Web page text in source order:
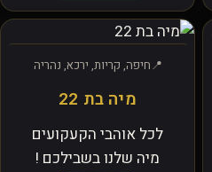
חיפה, קריות, ירכא, נהריה
מיה בת 22
לכל אוהבי הקעקועים
מיה שלנו בשבילכם !